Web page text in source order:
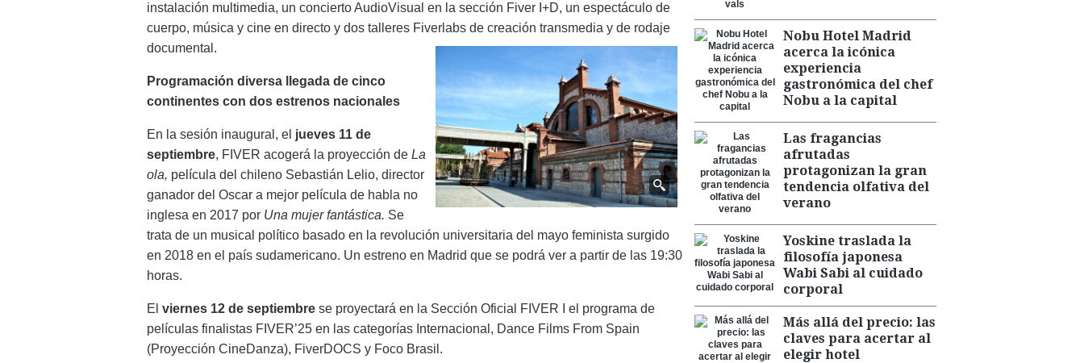
instalación multimedia, un concierto AudioVisual en la sección Fiver I+D, un espectáculo de
cuerpo, música y cine en directo y dos talleres Fiverlabs de creación transmedia y de rodaje
documental.
Programación diversa llegada de cinco
continentes con dos estrenos nacionales
En la sesión inaugural, el jueves 11 de
septiembre, FIVER acogerá la proyección de La
ola, película del chileno Sebastián Lelio, director
ganador del Oscar a mejor película de habla no
inglesa en 2017 por Una mujer fantástica. Se
trata de un musical político basado en la revolución universitaria del mayo feminista surgido
en 2018 en el país sudamericano. Un estreno en Madrid que se podrá ver a partir de las 19:30
horas.
El viernes 12 de septiembre se proyectará en la Sección Oficial FIVER I el programa de
películas finalistas FIVER’25 en las categorías Internacional, Dance Films From Spain
(Proyección CineDanza), FiverDOCS y Foco Brasil.
Nobu Hotel Madrid
acerca la icónica
experiencia
gastronómica del chef
Nobu a la capital
Las fragancias
afrutadas
protagonizan la gran
tendencia olfativa del
verano
Yoskine traslada la
filosofía japonesa
Wabi Sabi al cuidado
corporal
Más allá del precio: las
claves para acertar al
elegir hotel